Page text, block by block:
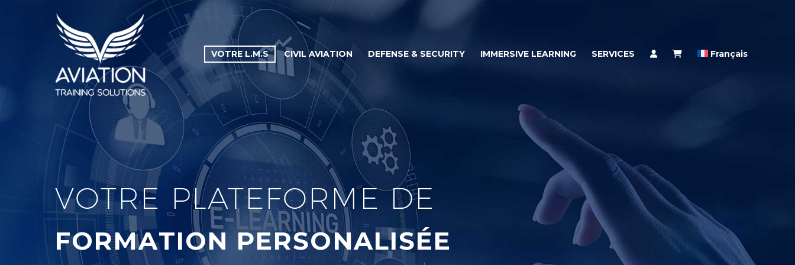
VOTRE L.M.S CIVIL AVIATION DEFENSE & SECURITY IMMERSIVE LEARNING SERVICES Français
VOTRE PLATEFORME DE
FORMATION PERSONALISÉE